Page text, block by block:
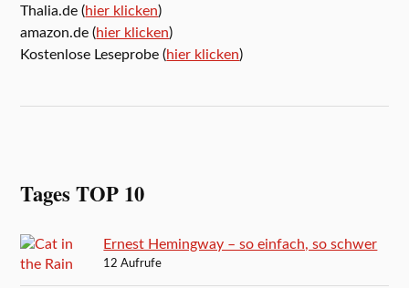
Thalia.de (hier klicken)
amazon.de (hier klicken)
Kostenlose Leseprobe (hier klicken)
Tages TOP 10
Ernest Hemingway – so einfach, so schwer
12 Aufrufe